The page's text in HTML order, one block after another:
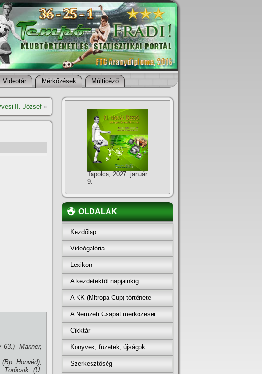
Videotár Mérkőzések Múltidéző
II. József »
Mariner,
Honvéd),
Törőcsik (Ú.
Tapolca, 2027. január
9.
OLDALAK
Kezdőlap
Videógaléria
Lexikon
A kezdetektől napjainkig
A KK (Mitropa Cup) története
A Nemzeti Csapat mérkőzései
Cikktár
Könyvek, füzetek, újságok
Szerkesztőség